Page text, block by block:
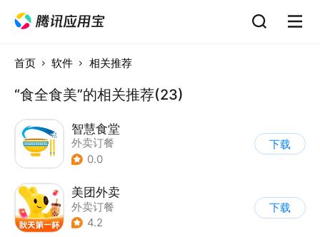
首页 软件 相关推荐
“食全食美”的相关推荐(23)
智慧食堂
外卖订餐
0.0
下载
美团外卖
外卖订餐
4.2
下载